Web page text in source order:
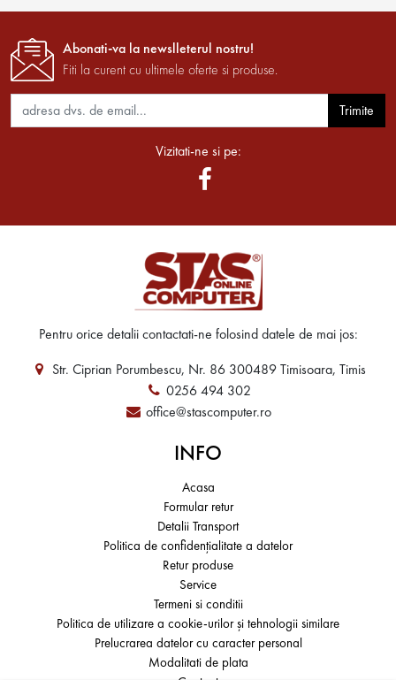
Abonati-va la newslleterul nostru!
Fiti la curent cu ultimele oferte si produse.
Trimite
Vizitati-ne si pe:
Pentru orice detalii contactati-ne folosind datele de mai jos:
Str. Ciprian Porumbescu, Nr. 86 300489 Timisoara, Timis
0256 494 302
office@stascomputer.ro
INFO
Acasa
Formular retur
Detalii Transport
Politica de confidențialitate a datelor
Retur produse
Service
Termeni si conditii
Politica de utilizare a cookie-urilor și tehnologii similare
Prelucrarea datelor cu caracter personal
Modalitati de plata